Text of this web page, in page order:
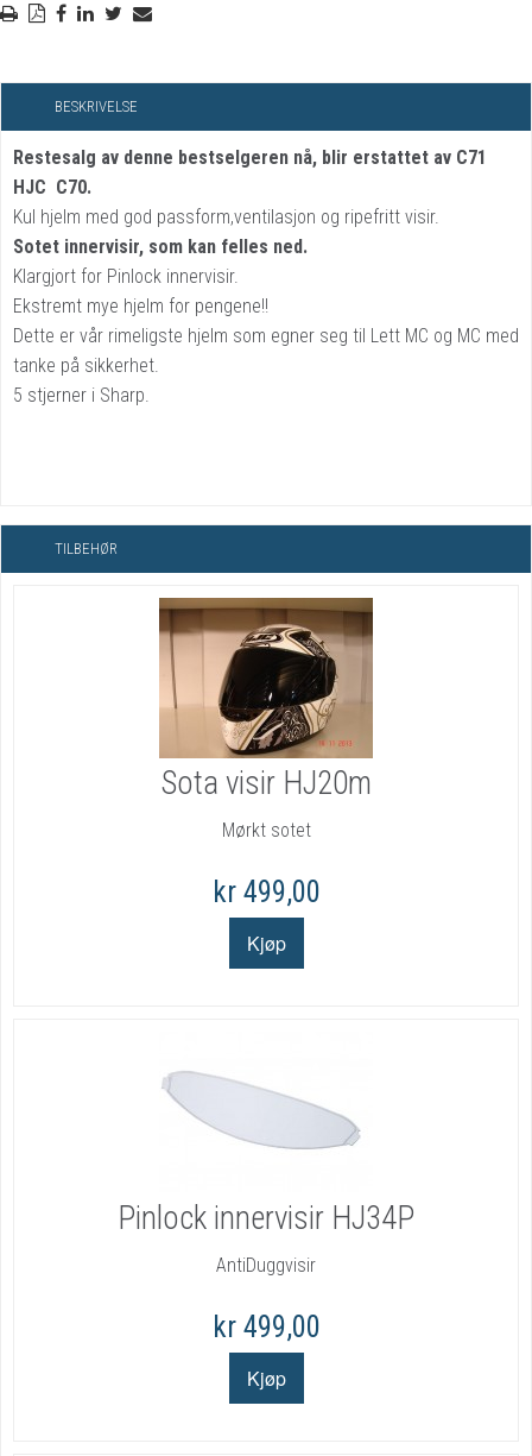
BESKRIVELSE
Restesalg av denne bestselgeren nå, blir erstattet av C71
HJC C70.
Kul hjelm med god passform,ventilasjon og ripefritt visir.
Sotet innervisir, som kan felles ned.
Klargjort for Pinlock innervisir.
Ekstremt mye hjelm for pengene!!
Dette er vår rimeligste hjelm som egner seg til Lett MC og MC med
tanke på sikkerhet.
5 stjerner i Sharp.
TILBEHØR
Sota visir HJ20m
Mørkt sotet
kr 499,00
Pinlock innervisir HJ34P
AntiDuggvisir
kr 499,00